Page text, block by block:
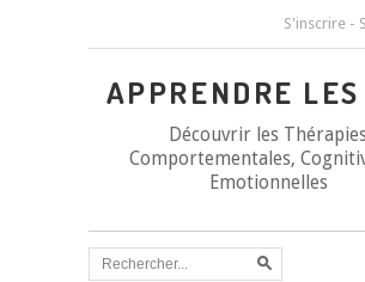
S'inscrire -
APPRENDRE LES
Découvrir les
Comportementales,
Emotionnelles